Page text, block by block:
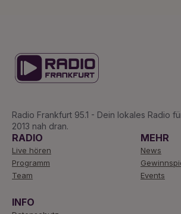
Radio Frankfurt 95.1 - Dein lokales Radio
2013 nah dran.
RADIO
Live hören
Programm
Team
MEHR
News
Events
INFO